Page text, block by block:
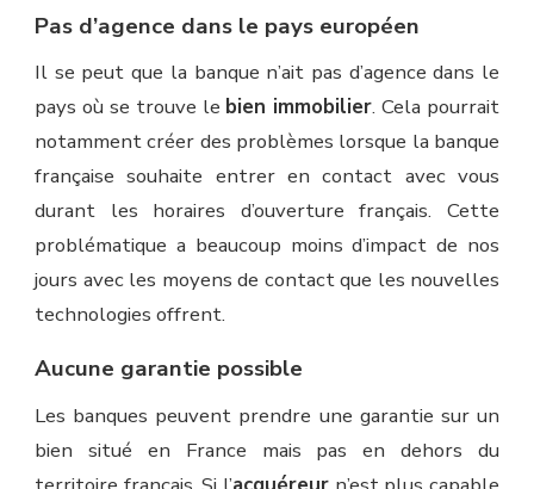
Pas d’agence dans le pays européen
Il se peut que la banque n’ait pas d’agence dans le
pays où se trouve le bien immobilier. Cela pourrait
notamment créer des problèmes lorsque la banque
française souhaite entrer en contact avec vous
durant les horaires d’ouverture français. Cette
problématique a beaucoup moins d’impact de nos
jours avec les moyens de contact que les nouvelles
technologies offrent.
Aucune garantie possible
Les banques peuvent prendre une garantie sur un
bien situé en France mais pas en dehors du